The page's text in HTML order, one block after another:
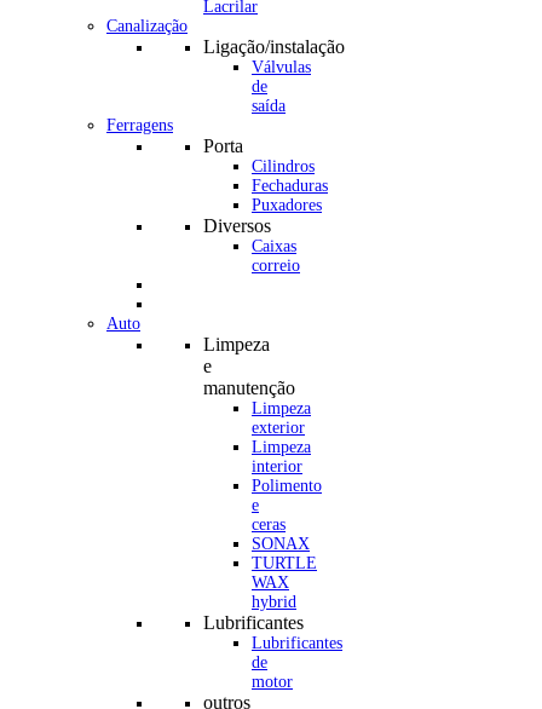
Canalização
Ligação/instalação
Válvulas
de
saída
Ferragens
Porta
Cilindros
Fechaduras
Puxadores
Diversos
Caixas
correio
Auto
Limpeza
e
manutenção
Limpeza
exterior
Limpeza
interior
Polimento
e
ceras
SONAX
TURTLE
WAX
hybrid
Lubrificantes
Lubrificantes
de
motor
outros